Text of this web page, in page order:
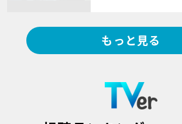
もっと見る